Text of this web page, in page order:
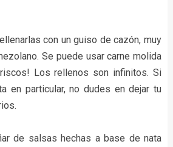
con un guiso de cazón, muy
Se puede usar carne molida
Los rellenos son infinitos. Si
en particular, no dudes en dejar tu
de salsas hechas a base de nata